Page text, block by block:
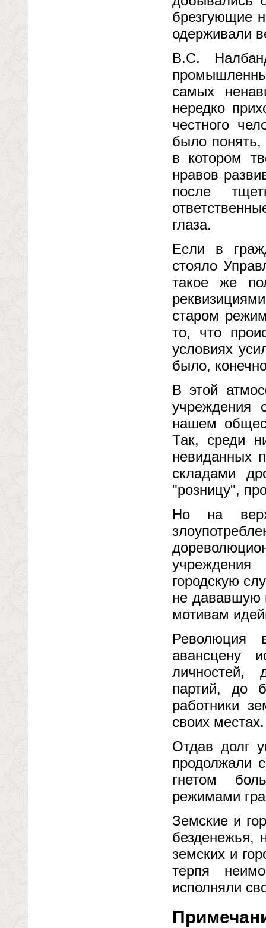
брезгующие
одерживали
B.C.
самых
нередко
честного
было понять,
в котором
нравов
после
глаза.
Если в
стояло
такое же
старом
то, что
условиях
было,
В этой
учреждения
нашем
Так, среди
невиданных
складами
"розницу",
Но на
городскую
не дававшую
мотивам
Революция
авансцену
личностей,
партий, до
работники
своих местах.
Отдав долг
продолжали
гнетом
режимами
Земские и
безденежья,
земских и
терпя
исполняли